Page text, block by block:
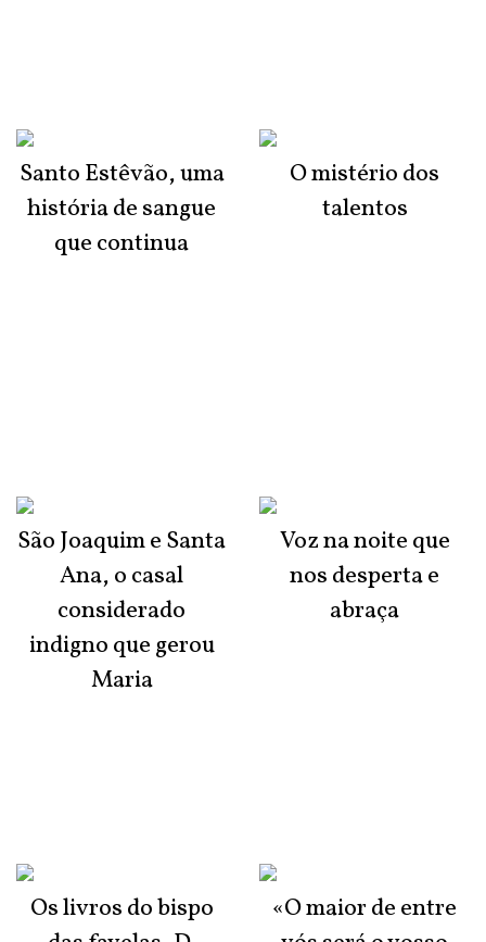
Santo Estêvão, uma
história de sangue
que continua
São Joaquim e Santa
Ana, o casal
considerado
indigno que gerou
Maria
Os livros do bispo
O mistério dos
talentos
Voz na noite que
nos desperta e
abraça
«O maior de entre